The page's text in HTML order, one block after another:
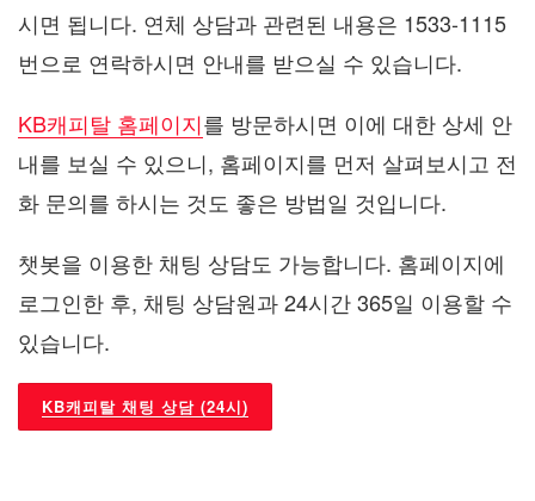
시면 됩니다. 연체 상담과 관련된 내용은 1533-1115
번으로 연락하시면 안내를 받으실 수 있습니다.
KB캐피탈 홈페이지를 방문하시면 이에 대한 상세 안
내를 보실 수 있으니, 홈페이지를 먼저 살펴보시고 전
화 문의를 하시는 것도 좋은 방법일 것입니다.
챗봇을 이용한 채팅 상담도 가능합니다. 홈페이지에
로그인한 후, 채팅 상담원과 24시간 365일 이용할 수
있습니다.
KB캐피탈 채팅 상담 (24시)